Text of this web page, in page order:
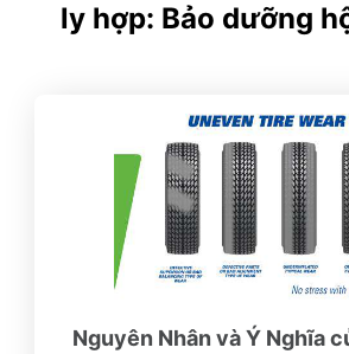
ly hợp: Bảo dưỡng
Nguyên Nhân và Ý Nghĩa